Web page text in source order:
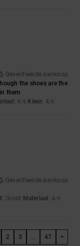
Geverifieerde aankoop
the shoes are the
them
: 4 /5 Kleur: 4/5
Geverifieerde aankoop
: Groot Materiaal : 4/5
2 3 ... 47 >